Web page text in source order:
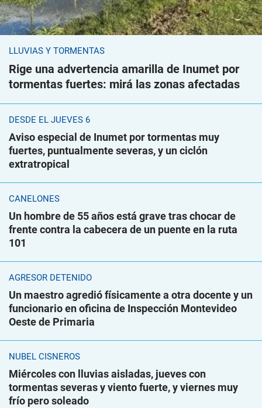
LLUVIAS Y TORMENTAS
Rige una advertencia amarilla de Inumet por
tormentas fuertes: mirá las zonas afectadas
DESDE EL JUEVES 6
Aviso especial de Inumet por tormentas muy
fuertes, puntualmente severas, y un ciclón
extratropical
CANELONES
Un hombre de 55 años está grave tras chocar de
frente contra la cabecera de un puente en la ruta
101
AGRESOR DETENIDO
Un maestro agredió físicamente a otra docente y un
funcionario en oficina de Inspección Montevideo
Oeste de Primaria
NUBEL CISNEROS
Miércoles con lluvias aisladas, jueves con
tormentas severas y viento fuerte, y viernes muy
frío pero soleado